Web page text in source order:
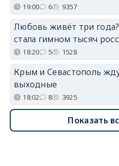
19:00 6 9357
Любовь живёт три
стала гимном тысяч
18:20 5 1528
Крым и Севастополь
выходные
18:02 8 3925
Показать